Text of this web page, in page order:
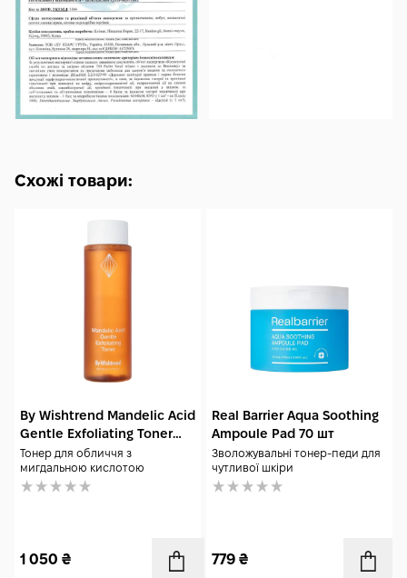
Схожі товари:
By Wishtrend Mandelic Acid
Gentle Exfoliating Toner
150 мл
Тонер для обличчя з
мигдальною кислотою
1 050 ₴
Real Barrier Aqua Soothing
Ampoule Pad 70 шт
Зволожувальні тонер-педи для
чутливої шкіри
779 ₴